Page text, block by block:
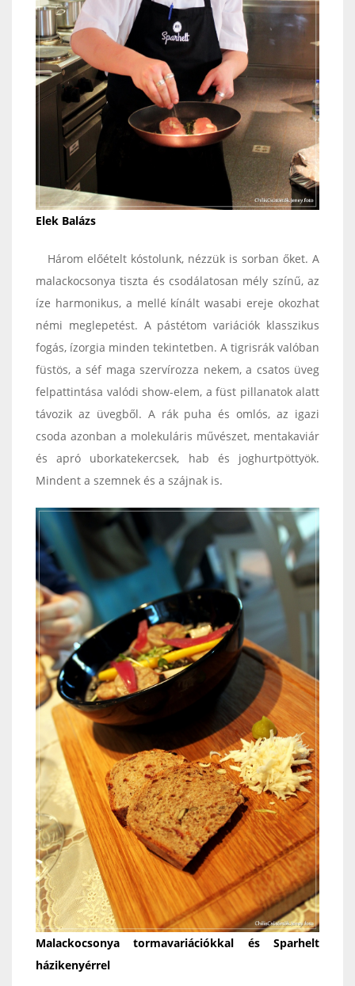
Elek Balázs
Három előételt kóstolunk, nézzük is sorban őket. A
malackocsonya tiszta és csodálatosan mély színű, az
íze harmonikus, a mellé kínált wasabi ereje okozhat
némi meglepetést. A pástétom variációk klasszikus
fogás, ízorgia minden tekintetben. A tigrisrák valóban
füstös, a séf maga szervírozza nekem, a csatos üveg
felpattintása valódi show-elem, a füst pillanatok alatt
távozik az üvegből. A rák puha és omlós, az igazi
csoda azonban a molekuláris művészet, mentakaviár
és apró uborkatekercsek, hab és joghurtpöttyök.
Mindent a szemnek és a szájnak is.
Malackocsonya tormavariációkkal és Sparhelt
házikenyérrel